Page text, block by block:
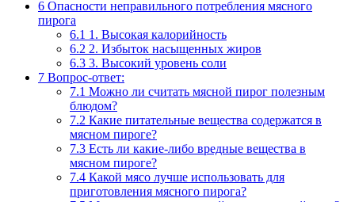
6 Опасности неправильного потребления мясного
пирога
6.1 1. Высокая калорийность
6.2 2. Избыток насыщенных жиров
6.3 3. Высокий уровень соли
7 Вопрос-ответ:
7.1 Можно ли считать мясной пирог полезным
блюдом?
7.2 Какие питательные вещества содержатся в
мясном пироге?
7.3 Есть ли какие-либо вредные вещества в
мясном пироге?
7.4 Какой мясо лучше использовать для
приготовления мясного пирога?